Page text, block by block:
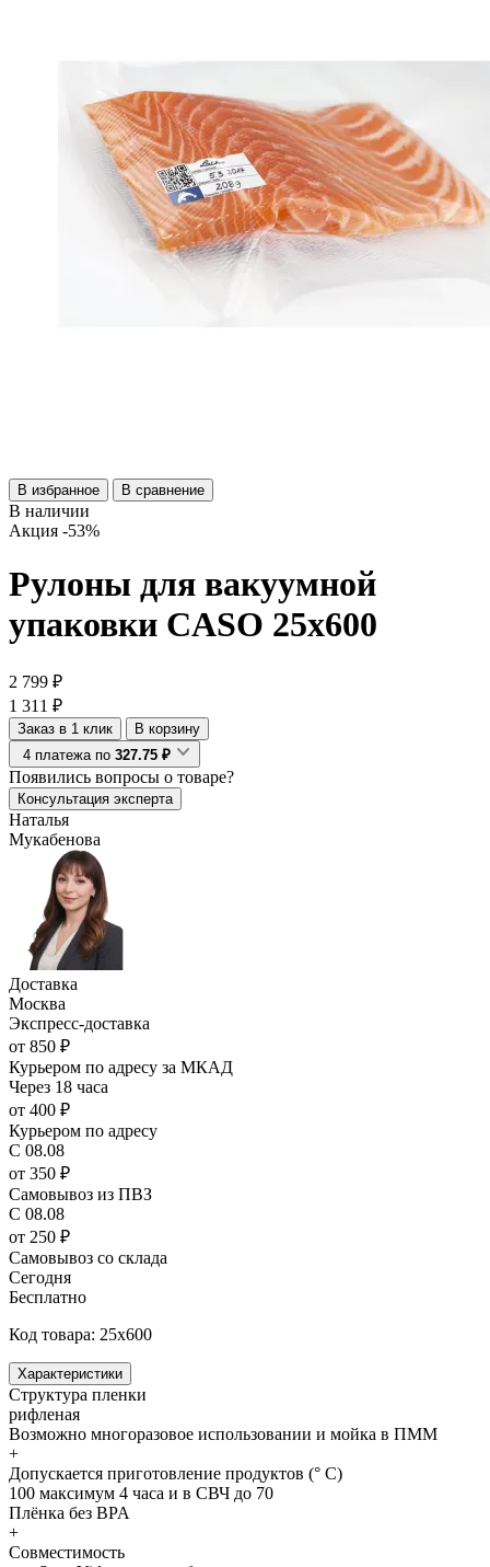
В избранное В сравнение
В наличии
Акция -53%
Рулоны для вакуумной
упаковки CASO 25x600
2 799 ₽
1 311 ₽
Заказ в 1 клик
В корзину
4 платежа по 327.75 ₽
Появились вопросы о товаре?
Консультация эксперта
Наталья
Мукабенова
Доставка
Москва
Экспресс-доставка
от 850 ₽
Курьером по адресу за МКАД
Через 18 часа
от 400 ₽
Курьером по адресу
С 08.08
от 350 ₽
Самовывоз из ПВЗ
С 08.08
от 250 ₽
Самовывоз со склада
Сегодня
Бесплатно
Код товара: 25x600
Характеристики
Структура пленки
рифленая
Возможно многоразовое использовании и мойка в ПММ
+
Допускается приготовление продуктов (° C)
100 максимум 4 часа и в СВЧ до 70
Плёнка без BPA
+
Совместимость